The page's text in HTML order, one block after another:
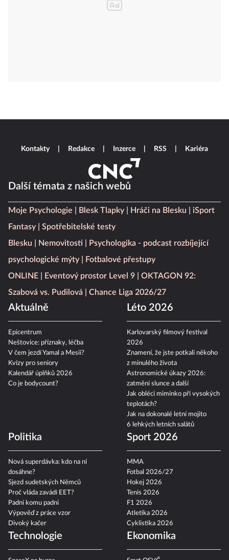
Další témata z našich webů
Moje Psychologie Blesk Tlapky Hráči na Blesku
iSport
Fantasy
Spotřebitelské testy
Blesku
Nemovitosti
Psychologika - podcast rozbíjející
psychologické mýty
Fotbalové přestupy
ONLINE
Eventový prostor Level 9
OKTAGON 92:
Szabová vs. Pudilová
Chance Liga 2026/27
Aktuálně
Epicentrum
Neštovice: příznaky, léčba
V čem jezdí Yamal a Mesii?
Kvízy pro seniory
Kalendář úplňků 2026
Co je bodycount?
Léto 2026
Karlovarský filmový festival
2026
Znamení, že jste potkali někoho
z minulého života
Astronomické úkazy 2026:
zatmění slunce a další
Jak obléci miminko při vysokých
teplotách?
Jak na dokonalé letní mojito
6 lehkých letních salátů
Politika
Nová superdávka: kdo na ní
dosáhne?
Sjezd sudetských Němců
Proč vláda zavádí EET?
Padni komu padni
Výpověď z práce vzor
Divoký kačer
Sport 2026
MMA
Fotbal 2026/27
Hokej 2026
Tenis 2026
F1 2026
Atletika 2026
Cyklistika 2026
Technologie Ekonomika
Kontakty Redakce Inzerce RSS Kariéra